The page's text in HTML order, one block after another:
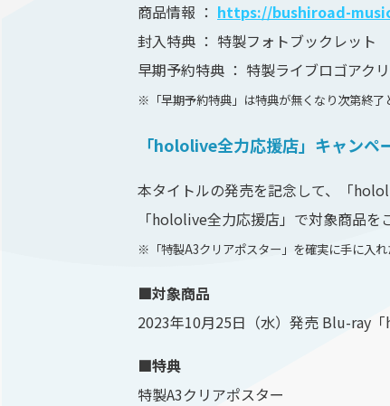
商品情報 ： https://bushiroad-
封⼊特典 ： 特製フォトブックレット
早期予約特典 ： 特製ライブロゴアク
※「早期予約特典」は特典が無くなり次第終了
「hololive全⼒応援店」キャンペ
本タイトルの発売を記念して、「
「hololive全⼒応援店」で対象商品を
※「特製A3クリアポスター」を確実に⼿に⼊
■対象商品
2023年10⽉25⽇（⽔）発売 Blu-ray
■特典
特製A3クリアポスター